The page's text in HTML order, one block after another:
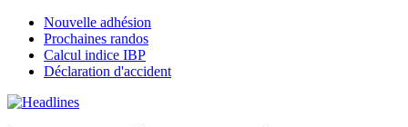
Nouvelle adhésion
Prochaines randos
Calcul indice IBP
Déclaration d'accident